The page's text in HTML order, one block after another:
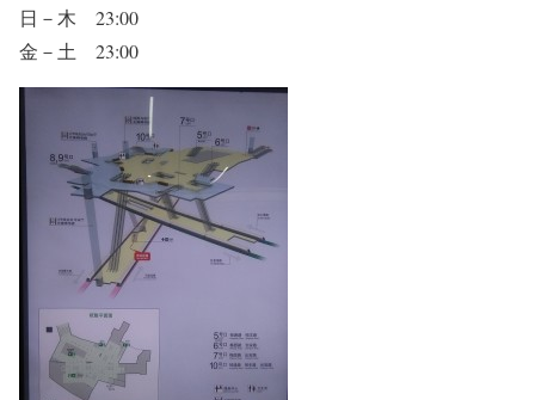
日－木 23:00
金－土 23:00